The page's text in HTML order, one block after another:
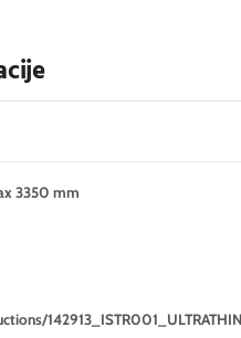
3350 mm